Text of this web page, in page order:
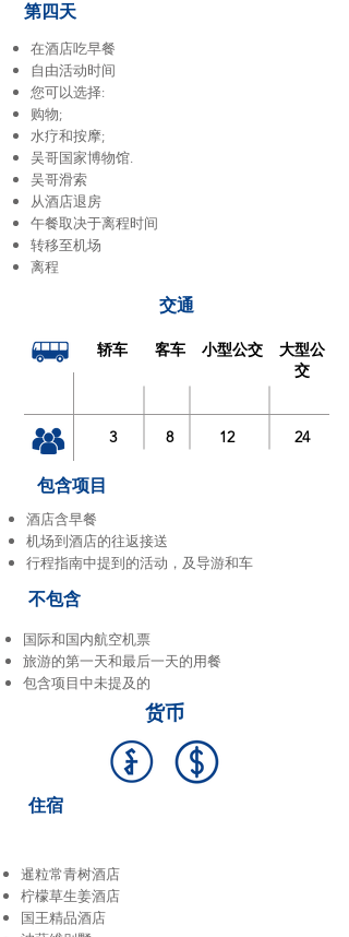
第四天
在酒店吃早餐
自由活动时间
您可以选择:
购物;
水疗和按摩;
吴哥国家博物馆.
吴哥滑索
从酒店退房
午餐取决于离程时间
转移至机场
离程
交通
轿车 客车 小型公交
大型公
交
3 8 12 24
包含项目
酒店含早餐
机场到酒店的往返接送
行程指南中提到的活动，及导游和车
不包含
国际和国内航空机票
旅游的第一天和最后一天的用餐
包含项目中未提及的
货币
住宿
暹粒常青树酒店
柠檬草生姜酒店
国王精品酒店